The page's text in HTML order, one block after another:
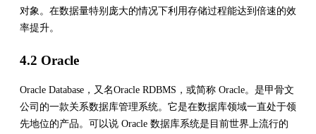
对象。在数据量特别庞大的情况下利用存储过程能达到倍速的效
率提升。
4.2 Oracle
Oracle Database，又名Oracle RDBMS，或简称 Oracle。是甲骨文
公司的一款关系数据库管理系统。它是在数据库领域一直处于领
先地位的产品。可以说 Oracle 数据库系统是目前世界上流行的